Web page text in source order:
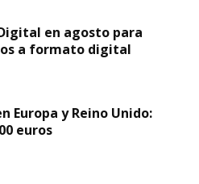
en agosto para
a formato digital
Europa y Reino Unido:
euros